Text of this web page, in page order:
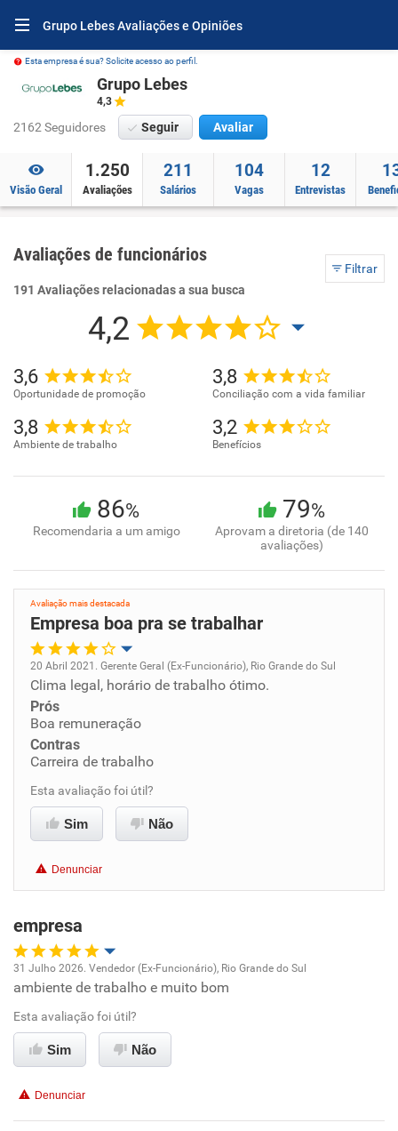
Grupo Lebes Avaliações e Opiniões
Esta empresa é sua? Solicite acesso ao perfil.
Grupo Lebes
4,3
2162 Seguidores Seguir Avaliar
Visão Geral
1.250
Avaliações
211
Salários
104
Vagas
12
Entrevistas
Avaliações de funcionários
Filtrar
191 Avaliações relacionadas a sua busca
4,2
3,6
Oportunidade de promoção
3,8
Conciliação com a vida familiar
3,8
Ambiente de trabalho
3,2
Benefícios
86%
Recomendaria a um amigo
79%
Aprovam a diretoria (de 140
avaliações)
Avaliação mais destacada
Empresa boa pra se trabalhar
Oportunidade de promoção
Ambiente de trabalho
Benefícios
Não recomenda esta empresa
Não recomenda a diretoria
20 Abril 2021. Gerente Geral (Ex-Funcionário), Rio Grande do Sul
Clima legal, horário de trabalho ótimo.
Prós
Boa remuneração
Contras
Carreira de trabalho
Esta avaliação foi útil?
Sim Não
Denunciar
empresa
Oportunidade de promoção
Ambiente de trabalho
Benefícios
31 Julho 2026. Vendedor (Ex-Funcionário), Rio Grande do Sul
ambiente de trabalho e muito bom
Esta avaliação foi útil?
Sim Não
Denunciar